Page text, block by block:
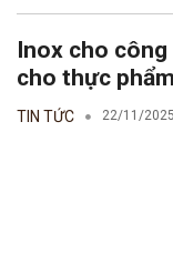
Inox cho công
cho thực
TIN TỨC 22/11/2025